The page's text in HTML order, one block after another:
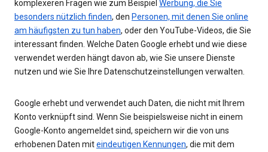
komplexeren Fragen wie zum Beispiel Werbung, die Sie
besonders nützlich finden, den Personen, mit denen Sie online
am häufigsten zu tun haben, oder den YouTube-Videos, die Sie
interessant finden. Welche Daten Google erhebt und wie diese
verwendet werden hängt davon ab, wie Sie unsere Dienste
nutzen und wie Sie Ihre Datenschutzeinstellungen verwalten.
Google erhebt und verwendet auch Daten, die nicht mit Ihrem
Konto verknüpft sind. Wenn Sie beispielsweise nicht in einem
Google-Konto angemeldet sind, speichern wir die von uns
erhobenen Daten miteindeutigen Kennungen, die mit dem